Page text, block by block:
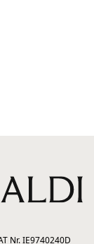
Nr. IE9740240D